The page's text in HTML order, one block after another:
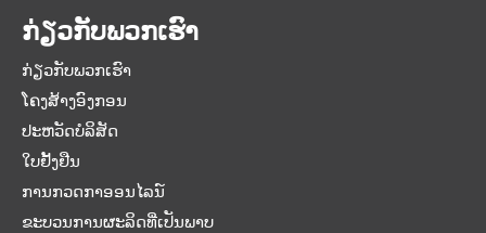
ກ່ຽວ​ກັບ​ພວກ​ເຮົາ
ກ່ຽວ​ກັບ​ພວກ​ເຮົາ
ໂຄງສ້າງອົງກອນ
ປະຫວັດບໍລິສັດ
ໃບຢັ້ງຢືນ
ການກວດກາອອນໄລນ໌
ຂະບວນການຜະລິດທີ່ເປັນພາບ